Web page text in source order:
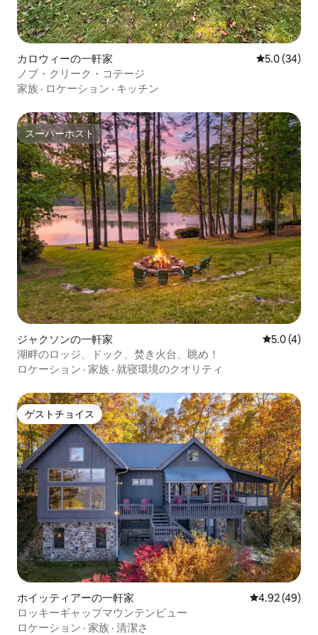
カロウィーの一軒家 レビュー34
5.0 (34)
ノブ・クリーク・コテージ
家族 · ロケーション · キッチン
スーパーホスト
スーパーホスト
ジャクソンの一軒家 レビュー4
5.0 (4)
湖畔のロッジ、ドック、焚き火台、眺め！
ロケーション · 家族 · 就寝環境のクオリティ
ゲストチョイス
ゲストチョイス
ホイッティアーの一軒家 レビュー49
4.92 (49)
ロッキーギャップマウンテンビュー
ロケーション · 家族 · 清潔さ